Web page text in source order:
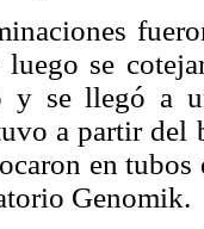
luego se
y se llegó a
a partir del
en
Genomik.